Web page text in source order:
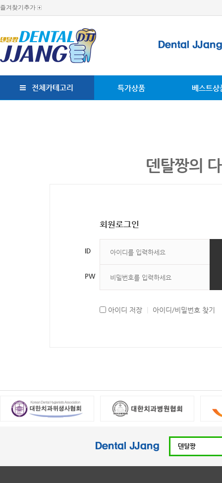
즐겨찾기추가
전체카테고리 특가상품 베스트상
덴탈짱의
회원로그인
ID
PW
아이디 저장 아이디/비밀번호 찾기